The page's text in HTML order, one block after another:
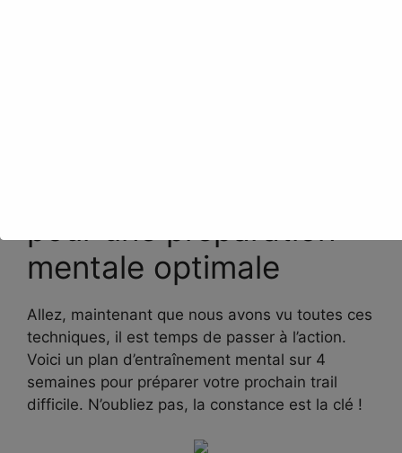
mentale optimale
Allez, maintenant que nous avons vu toutes ces
techniques, il est temps de passer à l’action.
Voici un plan d’entraînement mental sur 4
semaines pour préparer votre prochain trail
difficile. N’oubliez pas, la constance est la clé !